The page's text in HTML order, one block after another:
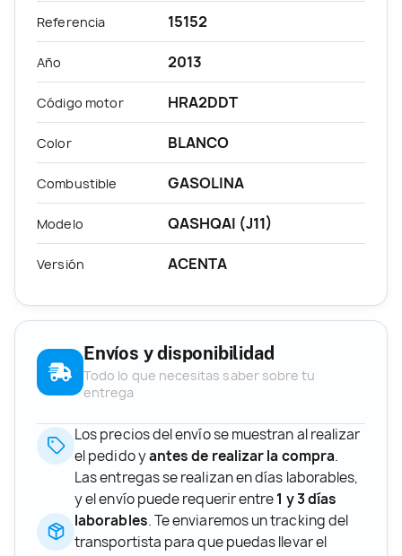
Referencia 15152
Año 2013
Código motor HRA2DDT
Color BLANCO
Combustible GASOLINA
Modelo QASHQAI (J11)
Versión ACENTA
Envíos y disponibilidad
Todo lo que necesitas saber sobre tu
entrega
Los precios del envío se muestran al realizar
el pedido yantes de realizar la compra.
Las entregas se realizan en días laborables,
y el envío puede requerir entre1 y 3 días
laborables. Te enviaremos un tracking del
transportista para que puedas llevar el